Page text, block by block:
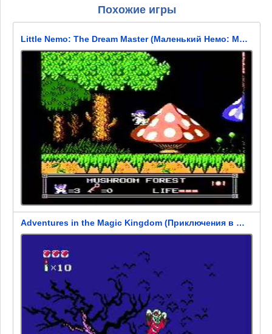
Похожие игры
Little Nemo: The Dream Master (Маленький Немо: Мастера Снов)
Adventures in the Magic Kingdom (Приключения в Волшебном Королевстве)